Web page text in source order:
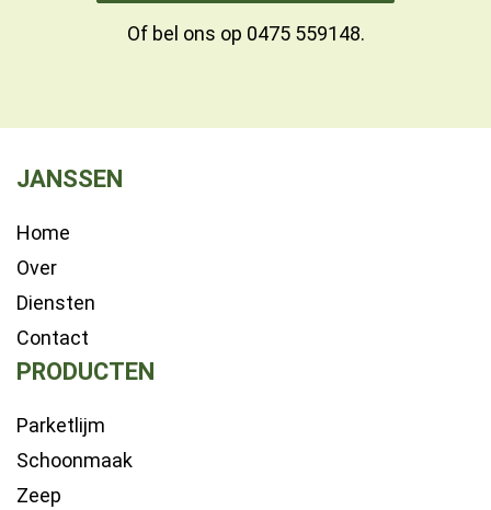
Of bel ons op 0475 559148.
JANSSEN
Home
Over
Diensten
Contact
PRODUCTEN
Parketlijm
Schoonmaak
Zeep